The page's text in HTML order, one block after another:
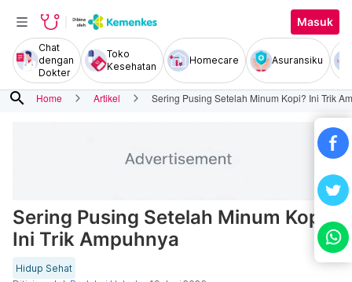
Masuk
Chat
dengan
Dokter
Toko
Kesehatan
Homecare Asuransiku
search Home Artikel Sering Pusing Setelah Minum Kopi? Ini Trik
Sering Pusing Setelah Minum Kopi?
Ini Trik Ampuhnya
Hidup Sehat